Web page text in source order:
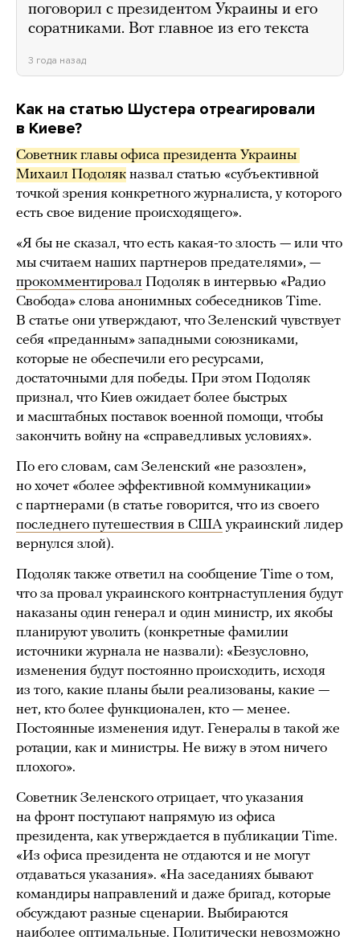
поговорил с президентом Украины и его
соратниками. Вот главное из его текста
3 года назад
Как на статью Шустера отреагировали
в Киеве?
Советник главы офиса президента Украины
Михаил Подоляк назвал статью «субъективной
точкой зрения конкретного журналиста, у которого
есть свое видение происходящего».
«Я бы не сказал, что есть какая-то злость — или что
мы считаем наших партнеров предателями», —
прокомментировал Подоляк в интервью «Радио
Свобода» слова анонимных собеседников Time.
В статье они утверждают, что Зеленский чувствует
себя «преданным» западными союзниками,
которые не обеспечили его ресурсами,
достаточными для победы. При этом Подоляк
признал, что Киев ожидает более быстрых
и масштабных поставок военной помощи, чтобы
закончить войну на «справедливых условиях».
По его словам, сам Зеленский «не разозлен»,
но хочет «более эффективной коммуникации»
с партнерами (в статье говорится, что из своего
последнего путешествия в США украинский лидер
вернулся злой).
Подоляк также ответил на сообщение Time о том,
что за провал украинского контрнаступления будут
наказаны один генерал и один министр, их якобы
планируют уволить (конкретные фамилии
источники журнала не назвали): «Безусловно,
изменения будут постоянно происходить, исходя
из того, какие планы были реализованы, какие —
нет, кто более функционален, кто — менее.
Постоянные изменения идут. Генералы в такой же
ротации, как и министры. Не вижу в этом ничего
плохого».
Советник Зеленского отрицает, что указания
на фронт поступают напрямую из офиса
президента, как утверждается в публикации Time.
«Из офиса президента не отдаются и не могут
отдаваться указания». «На заседаниях бывают
командиры направлений и даже бригад, которые
обсуждают разные сценарии. Выбираются
наиболее оптимальные. Политически невозможно